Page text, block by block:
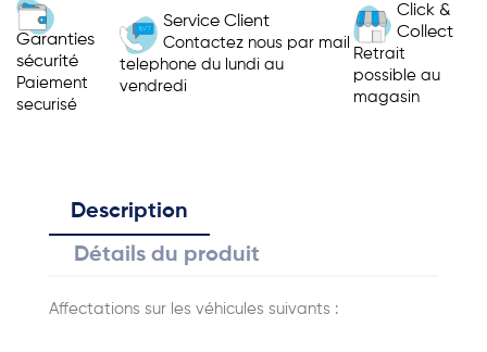
Garanties
sécurité
Paiement
securisé
Service Client
Contactez nous par mail
telephone du lundi au
vendredi
Click &
Collect
Retrait
possible au
magasin
Description
Détails du produit
Affectations sur les véhicules suivants :